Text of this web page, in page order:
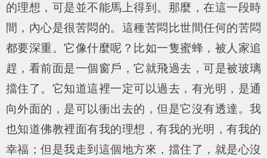
的理想，可是並不能馬上得到。那麼，在這一段時
間，內心是很苦悶的。這種苦悶比世間任何的苦悶
都要深重。它像什麼呢？比如一隻蜜蜂，被人家追
趕，看前面是一個窗戶，它就飛過去，可是被玻璃
擋住了。它知道這裡一定可以過去，有光明，是通
向外面的，是可以衝出去的，但是它沒有透達。我
也知道佛教裡面有我的理想，有我的光明，有我的
幸福；但是我走到這個地方來，擋住了，就是心沒